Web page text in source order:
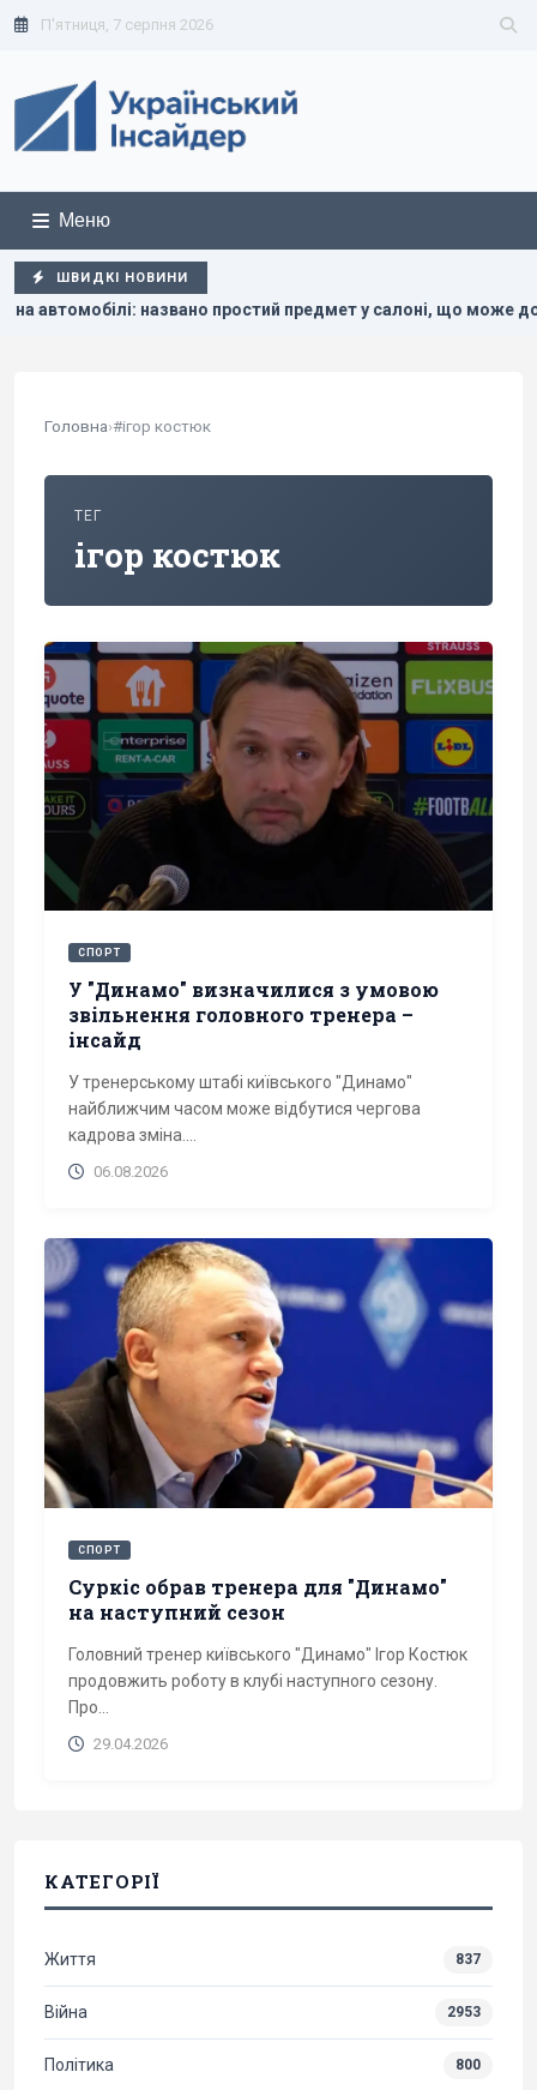
П'ятниця, 7 серпня 2026
Меню
ШВИДКІ НОВИНИ
названо простий предмет у салоні, що може допомогти
Головна›#ігор костюк
ТЕГ
ігор костюк
СПОРТ
У "Динамо" визначилися з умовою
звільнення головного тренера –
інсайд
У тренерському штабі київського "Динамо"
найближчим часом може відбутися чергова
кадрова зміна....
06.08.2026
СПОРТ
Суркіс обрав тренера для "Динамо"
на наступний сезон
Головний тренер київського "Динамо" Ігор Костюк
продовжить роботу в клубі наступного сезону.
Про...
29.04.2026
КАТЕГОРІЇ
Життя 837
Війна 2953
Політика 800